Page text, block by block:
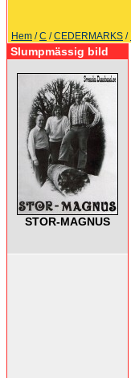
Hem /C /CEDERMARKS /
Slumpmässig bild
STOR-MAGNUS